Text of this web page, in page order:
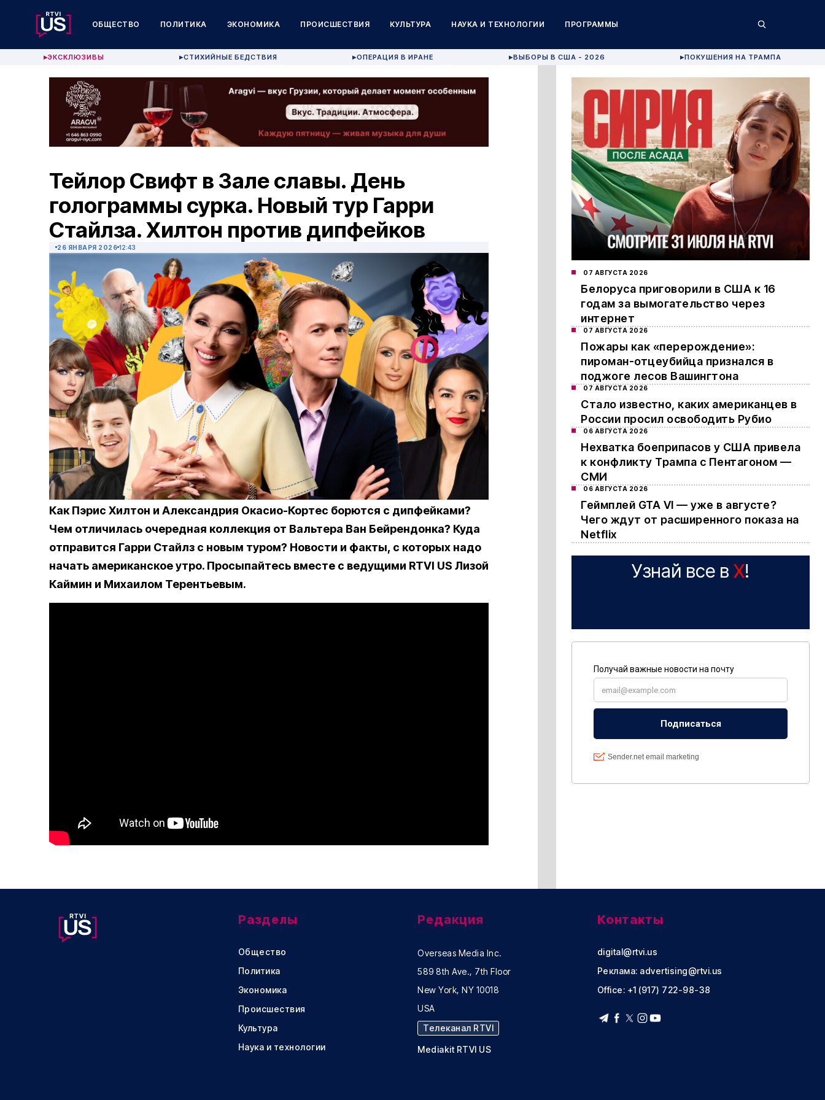
ОБЩЕСТВО ПОЛИТИКА ЭКОНОМИКА ПРОИСШЕСТВИЯ КУЛЬТУРА НАУКА И ТЕХНОЛОГИИ ПРОГРАММЫ
▶ЭКСКЛЮЗИВЫ ▶СТИХИЙНЫЕ БЕДСТВИЯ ▶ОПЕРАЦИЯ В ИРАНЕ ▶ВЫБОРЫ В США - 2026 ▶ПОКУШЕНИЯ НА ТРАМПА
Тейлор Свифт в Зале славы. День
голограммы сурка. Новый тур Гарри
Стайлза. Хилтон против дипфейков
26 ЯНВАРЯ 2026 12:43
Как Пэрис Хилтон и Александрия Окасио-Кортес борются с дипфейками?
Чем отличилась очередная коллекция от Вальтера Ван Бейрендонка? Куда
отправится Гарри Стайлз с новым туром? Новости и факты, с которых надо
начать американское утро. Просыпайтесь вместе с ведущими RTVI US Лизой
Каймин и Михаилом Терентьевым.
07 АВГУСТА 2026
Белоруса приговорили в США к 16
годам за вымогательство через
интернет
07 АВГУСТА 2026
Пожары как «перерождение»:
пироман-отцеубийца признался в
поджоге лесов Вашингтона
07 АВГУСТА 2026
Стало известно, каких американцев в
России просил освободить Рубио
06 АВГУСТА 2026
Нехватка боеприпасов у США привела
к конфликту Трампа с Пентагоном —
СМИ
06 АВГУСТА 2026
Геймплей GTA VI — уже в августе?
Чего ждут от расширенного показа на
Netflix
Узнай все в X!
Разделы
Общество
Политика
Экономика
Происшествия
Культура
Наука и технологии
Редакция
Overseas Media Inc.
589 8th Ave., 7th Floor
New York, NY 10018
USA
Телеканал RTVI
Mediakit RTVI US
Контакты
digital@rtvi.us
Реклама: advertising@rtvi.us
Office: +1 (917) 722-98-38